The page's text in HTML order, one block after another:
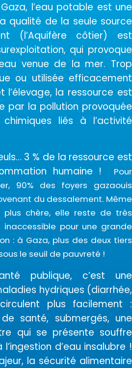
l’eau potable est une
qualité de la seule source
(l’Aquifère côtier) est
qui provoque
venue de la mer. Trop
ou utilisée efficacement
l’élevage, la ressource est
par la pollution provoquée
liés à l’activité
3 % de la ressource est
humaine !
Pour
90% des foyers gazaouis
du dessalement. Même
chère, elle reste de très
pour une grande
: à Gaza, plus des deux tiers
le seuil de pauvreté !
publique, c’est une
hydriques (diarrhée,
plus facilement :
santé, submergés, une
qui se présente souffre
d’eau insalubre !
la sécurité alimentaire